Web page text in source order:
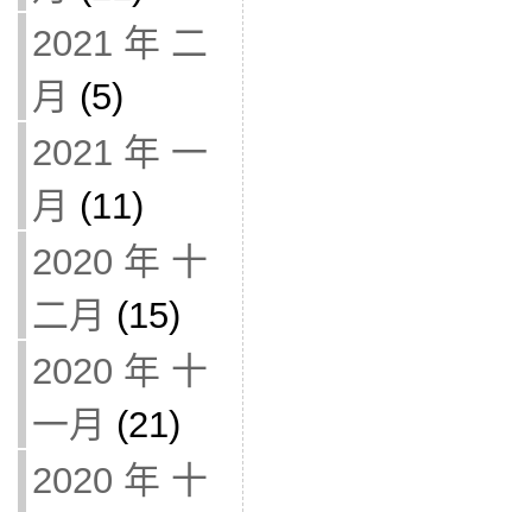
2021 年 二
月 (5)
2021 年 一
月 (11)
2020 年 十
二月 (15)
2020 年 十
一月 (21)
2020 年 十